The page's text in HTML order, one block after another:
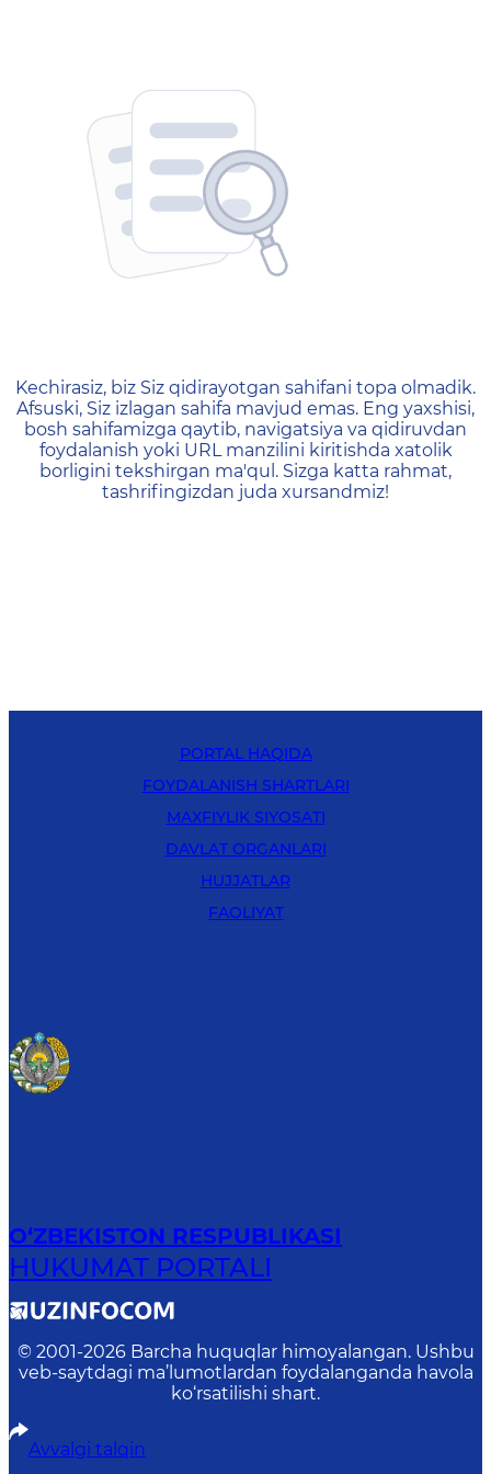
404 — Страница не
Kechirasiz, biz Siz qidirayotgan sahifani topa olmadik.
Afsuski, Siz izlagan sahifa mavjud emas. Eng yaxshisi,
bosh sahifamizga qaytib, navigatsiya va qidiruvdan
foydalanish yoki URL manzilini kiritishda xatolik
borligini tekshirgan ma'qul. Sizga katta rahmat,
tashrifingizdan juda xursandmiz!
PORTAL HAQIDA
FOYDALANISH SHARTLARI
MAXFIYLIK SIYOSATI
DAVLAT ORGANLARI
HUJJATLAR
FAOLIYAT
O‘ZBEKISTON RESPUBLIKASI
HUKUMAT PORTALI
© 2001-2026 Barcha huquqlar himoyalangan. Ushbu
veb-saytdagi ma’lumotlardan foydalanganda havola
ko‘rsatilishi shart.
Avvalgi talqin